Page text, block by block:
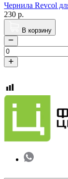
Чернила Revcol
230 р.
В корзину